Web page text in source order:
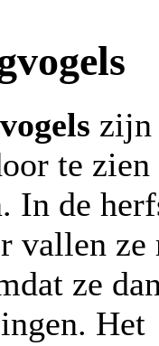
zijn
te zien
In de
vallen ze
ze
Het